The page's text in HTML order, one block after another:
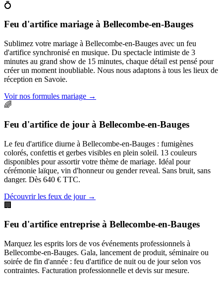
💍
Feu d'artifice mariage à Bellecombe-en-Bauges
Sublimez votre mariage à Bellecombe-en-Bauges avec un feu
d'artifice synchronisé en musique. Du spectacle intimiste de 3
minutes au grand show de 15 minutes, chaque détail est pensé pour
créer un moment inoubliable. Nous nous adaptons à tous les lieux de
réception en Savoie.
Voir nos formules mariage →
🌈
Feu d'artifice de jour à Bellecombe-en-Bauges
Le feu d'artifice diurne à Bellecombe-en-Bauges : fumigènes
colorés, confettis et gerbes visibles en plein soleil. 13 couleurs
disponibles pour assortir votre thème de mariage. Idéal pour
cérémonie laïque, vin d'honneur ou gender reveal. Sans bruit, sans
danger. Dès 640 € TTC.
Découvrir les feux de jour→
🏢
Feu d'artifice entreprise à Bellecombe-en-Bauges
Marquez les esprits lors de vos événements professionnels à
Bellecombe-en-Bauges. Gala, lancement de produit, séminaire ou
soirée de fin d'année : feu d'artifice de nuit ou de jour selon vos
contraintes. Facturation professionnelle et devis sur mesure.